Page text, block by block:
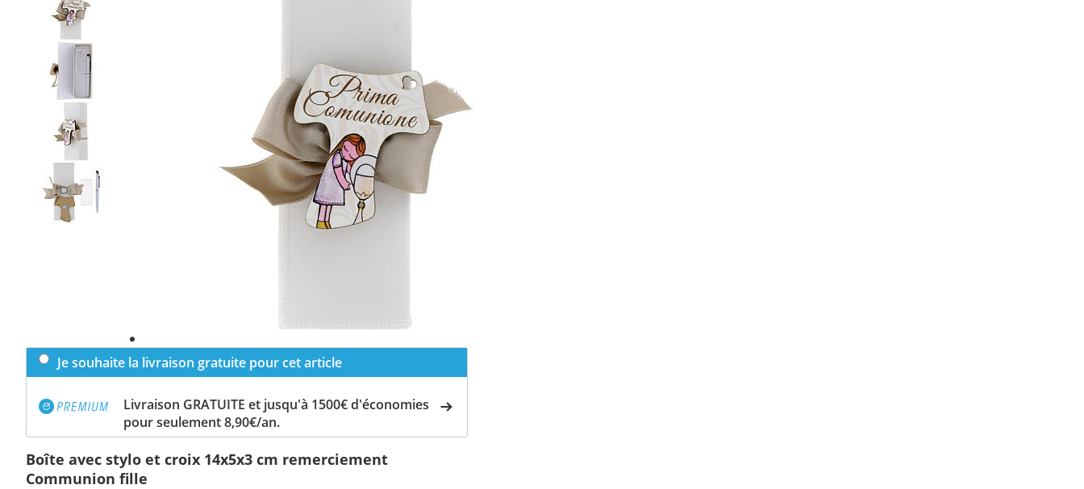
Je souhaite la livraison gratuite pour cet article
Livraison GRATUITE et jusqu'à 1500€ d'économies
pour seulement 8,90€/an.
Boîte avec stylo et croix 14x5x3 cm remerciement
Communion fille